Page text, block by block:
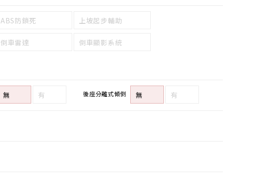
ABS防鎖死 上坡起步輔助
倒車雷達 倒車顯影系統
無 有 後座分離式傾倒 無 有